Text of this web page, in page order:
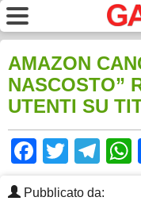
AMAZON
NASCOSTO”
UTENTI SU
Pubblicato da: